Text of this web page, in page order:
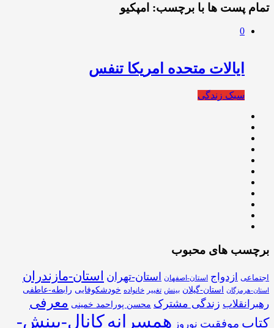
تمام پست ها با برچسب: امپکیو
0
ایالات متحده امریکا تنفس
سبک زندگی
برچسب های محبوب
اجتماعی ازدواج استان-اصفهان استان-تهران استان-مازندران
استان-هرمزگان استان-گیلان بینش تغییر خانواده خودشکوفایی رابطه-عاطفی
رهبرانقلاب زندگی مشترک محسن پوراحمد خمینی معرفی
کتاب موفقیت نوروز همسرانهکانال-بینش-